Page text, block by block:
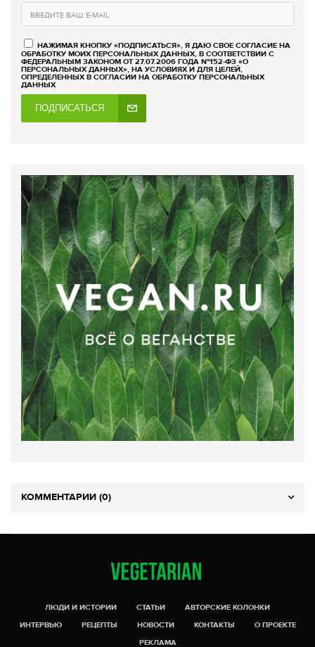
НАЖИМАЯ КНОПКУ «ПОДПИСАТЬСЯ», Я ДАЮ СВОЕ СОГЛАСИЕ НА
ОБРАБОТКУ МОИХ ПЕРСОНАЛЬНЫХ ДАННЫХ, В СООТВЕТСТВИИ С
ФЕДЕРАЛЬНЫМ ЗАКОНОМ ОТ 27.07.2006 ГОДА №152-ФЗ «О
ПЕРСОНАЛЬНЫХ ДАННЫХ», НА УСЛОВИЯХ И ДЛЯ ЦЕЛЕЙ,
ОПРЕДЕЛЕННЫХ В СОГЛАСИИ НА ОБРАБОТКУ ПЕРСОНАЛЬНЫХ
ДАННЫХ
ПОДПИСАТЬСЯ
КОММЕНТАРИИ (0)
ЛЮДИ И ИСТОРИИ СТАТЬИ
АВТОРСКИЕ КОЛОНКИ
ИНТЕРВЬЮ
РЕЦЕПТЫ НОВОСТИ КОНТАКТЫ
О ПРОЕКТЕ
РЕКЛАМА